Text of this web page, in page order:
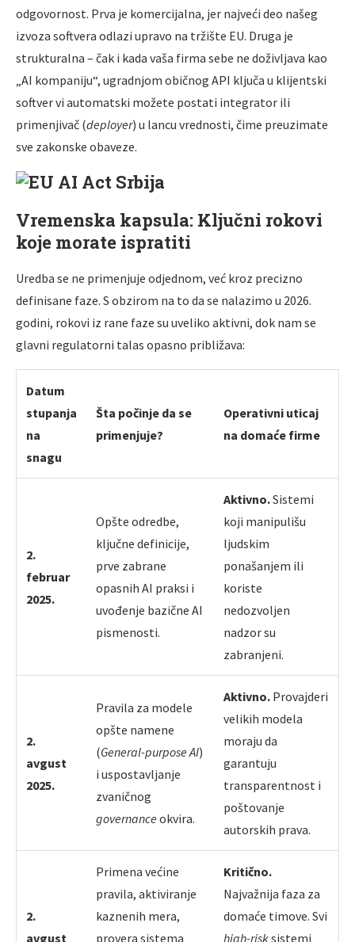
odgovornost. Prva je komercijalna, jer najveći deo našeg
izvoza softvera odlazi upravo na tržište EU. Druga je
strukturalna – čak i kada vaša firma sebe ne doživljava kao
„AI kompaniju“, ugradnjom običnog API ključa u klijentski
softver vi automatski možete postati integrator ili
primenjivač (deployer) u lancu vrednosti, čime preuzimate
sve zakonske obaveze.
Vremenska kapsula: Ključni rokovi
koje morate ispratiti
Uredba se ne primenjuje odjednom, već kroz precizno
definisane faze. S obzirom na to da se nalazimo u 2026.
godini, rokovi iz rane faze su uveliko aktivni, dok nam se
glavni regulatorni talas opasno približava:
Datum
stupanja
na
snagu
Šta počinje da se
primenjuje?
Operativni uticaj
na domaće firme
2.
februar
2025.
Opšte odredbe,
ključne definicije,
prve zabrane
opasnih AI praksi i
uvođenje bazične AI
pismenosti.
Aktivno.Sistemi
koji manipulišu
ljudskim
ponašanjem ili
koriste
nedozvoljen
nadzor su
zabranjeni.
2.
avgust
2025.
Pravila za modele
opšte namene
(General-purpose AI)
i uspostavljanje
zvaničnog
governance okvira.
Aktivno. Provajderi
velikih modela
moraju da
garantuju
transparentnost i
poštovanje
autorskih prava.
2.
avgust
Primena većine
pravila, aktiviranje
kaznenih mera,
provera sistema
Kritično.
Najvažnija faza za
domaće timove. Svi
high-risksistemi